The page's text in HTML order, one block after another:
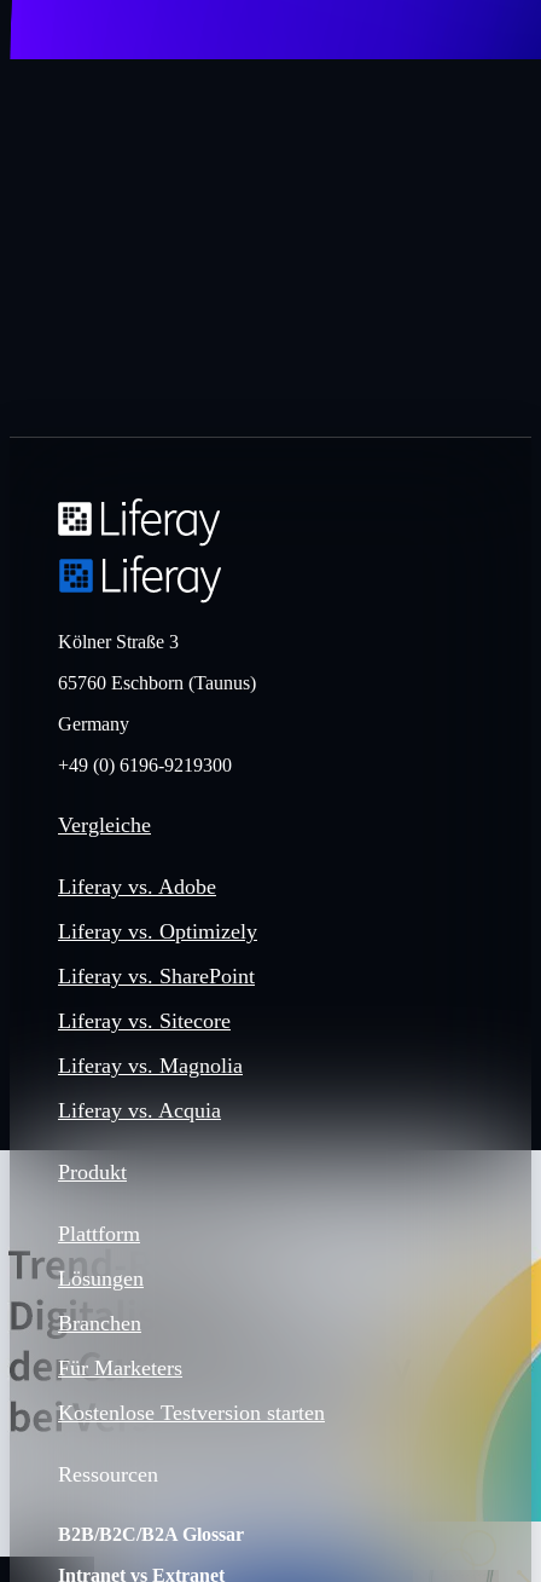
Kölner Straße 3
65760 Eschborn (Taunus)
Germany
+49 (0) 6196-9219300
Vergleiche
Liferay vs. Adobe
Liferay vs. Optimizely
Liferay vs. SharePoint
Liferay vs. Sitecore
Liferay vs. Magnolia
Liferay vs. Acquia
Produkt
Plattform
Lösungen
Branchen
Für Marketers
Kostenlose Testversion starten
Ressourcen
B2B/B2C/B2A Glossar
Intranet vs Extranet